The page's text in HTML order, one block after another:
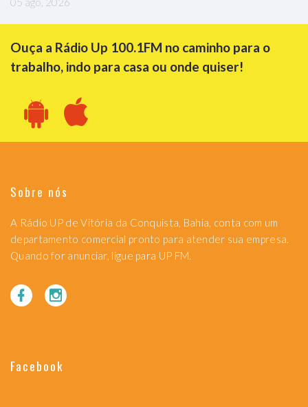
Ouça a Rádio Up 100.1FM no caminho para o
trabalho, indo para casa ou onde quiser!
Sobre nós
A Rádio UP de Vitória da Conquista, Bahia, conta com um
departamento comercial pronto para atender sua empresa.
Quando for anunciar, ligue para UP FM.
Facebook